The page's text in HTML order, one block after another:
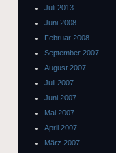
Juli 2013
Juni 2008
Februar 2008
September 2007
August 2007
Juli 2007
Juni 2007
Mai 2007
April 2007
März 2007